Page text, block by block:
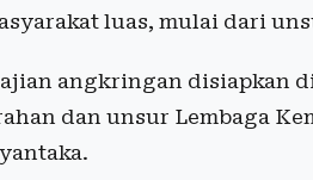
luas, mulai dari
angkringan disiapkan
dan unsur Lembaga